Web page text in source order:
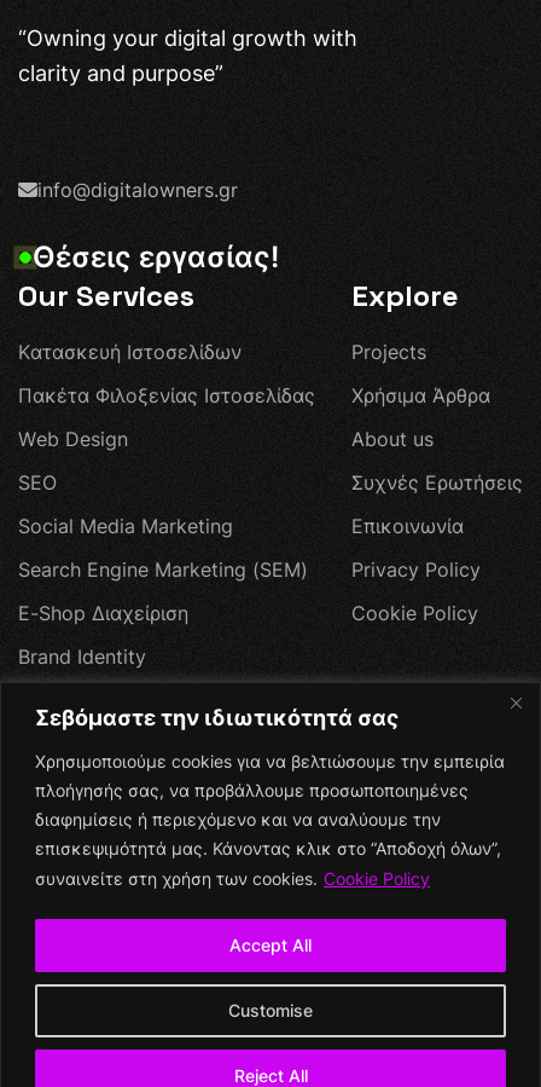
Σεβόμαστε την ιδιωτικότητά σας
Χρησιμοποιούμε cookies για να βελτιώσουμε την εμπειρία
πλοήγησής σας, να προβάλλουμε προσωποποιημένες
διαφημίσεις ή περιεχόμενο και να αναλύουμε την
επισκεψιμότητά μας. Κάνοντας κλικ στο “Αποδοχή όλων”,
συναινείτε στη χρήση των cookies. Cookie Policy
Customise
Reject All
Accept All
“Owning your digital growth with
clarity and purpose”
info@digitalowners.gr
Θέσεις εργασίας!
Our Services
Κατασκευή Ιστοσελίδων
Πακέτα Φιλοξενίας Ιστοσελίδας
Web Design
SEO
Social Media Marketing
Search Engine Marketing (SEM)
E-Shop Διαχείριση
Brand Identity
Explore
Projects
Χρήσιμα Άρθρα
About us
Συχνές Ερωτήσεις
Επικοινωνία
Privacy Policy
Cookie Policy
Social Media
+
digital corner built for growth and real results.